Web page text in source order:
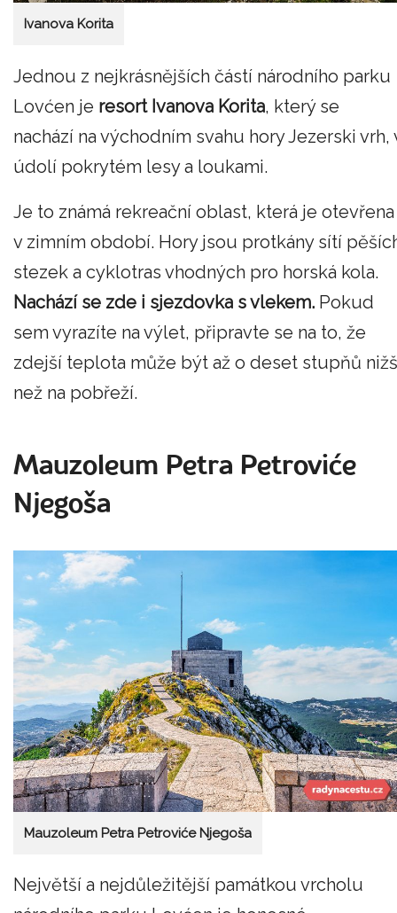
Ivanova Korita
Jednou z nejkrásnějších částí národního parku
Lovćen je resort Ivanova Korita, který se
nachází na východním svahu hory Jezerski vrh,
údolí pokrytém lesy a loukami.
Je to známá rekreační oblast, která je
v zimním období. Hory jsou protkány sítí
stezek a cyklotras vhodných pro horská kola.
Nachází se zde i sjezdovka s vlekem. Pokud
sem vyrazíte na výlet, připravte se na to, že
zdejší teplota může být až o deset stupňů
než na pobřeží.
Mauzoleum Petra Petroviće
Njegoša
Mauzoleum Petra Petroviće Njegoša
Největší a nejdůležitější památkou vrcholu